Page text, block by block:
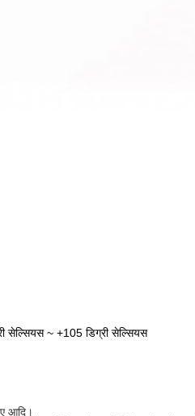
सेल्सियस ~ +105 डिग्री सेल्सियस
आदि।